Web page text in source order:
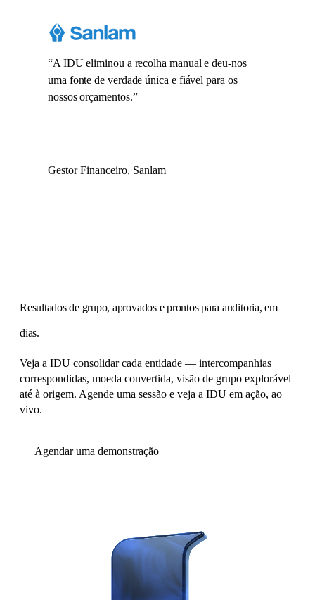
“A IDU eliminou a recolha manual e deu-nos
uma fonte de verdade única e fiável para os
nossos orçamentos.”
Gestor Financeiro, Sanlam
Resultados de grupo, aprovados e prontos para auditoria,em
dias.
Veja a IDU consolidar cada entidade — intercompanhias
correspondidas, moeda convertida, visão de grupo explorável
até à origem. Agende uma sessão e veja a IDU em ação, ao
vivo.
Agendar uma demonstração